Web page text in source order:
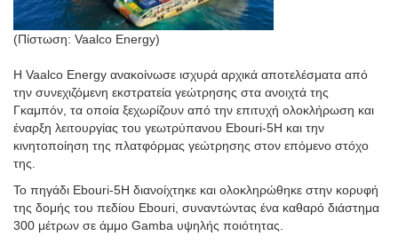
(Πίστωση: Vaalco Energy)
Η Vaalco Energy ανακοίνωσε ισχυρά αρχικά αποτελέσματα από
την συνεχιζόμενη εκστρατεία γεώτρησης στα ανοιχτά της
Γκαμπόν, τα οποία ξεχωρίζουν από την επιτυχή ολοκλήρωση και
έναρξη λειτουργίας του γεωτρύπανου Ebouri-5H και την
κινητοποίηση της πλατφόρμας γεώτρησης στον επόμενο στόχο
της.
Το πηγάδι Ebouri-5H διανοίχτηκε και ολοκληρώθηκε στην κορυφή
της δομής του πεδίου Ebouri, συναντώντας ένα καθαρό διάστημα
300 μέτρων σε άμμο Gamba υψηλής ποιότητας.